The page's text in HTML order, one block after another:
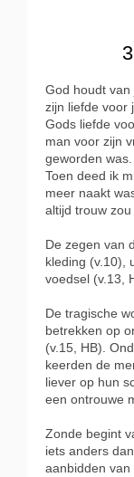
God houdt van
zijn liefde voor
Gods liefde
man voor zijn
geworden
Toen deed ik
meer naakt
altijd trouw
De zegen van
kleding (v.10),
voedsel (v.13,
De tragische
betrekken op
(v.15, HB).
keerden de
liever op hun
een ontrouwe
Zonde begint
iets anders
aanbidden